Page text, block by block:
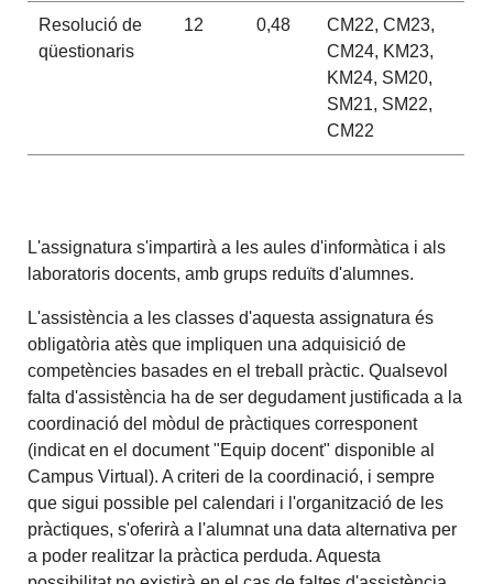
Resolució de
qüestionaris
12 0,48
CM22, CM23,
CM24, KM23,
KM24, SM20,
SM21, SM22,
CM22
L'assignatura s'impartirà a les aules d'informàtica i als
laboratoris docents, amb grups reduïts d'alumnes.
L'assistència a les classes d'aquesta assignatura és
obligatòria atès que impliquen una adquisició de
competències basades en el treball pràctic. Qualsevol
falta d'assistència ha de ser degudament justificada a la
coordinació del mòdul de pràctiques corresponent
(indicat en el document "Equip docent" disponible al
Campus Virtual). A criteri de la coordinació, i sempre
que sigui possible pel calendari i l'organització de les
pràctiques, s'oferirà a l'alumnat una data alternativa per
a poder realitzar la pràctica perduda. Aquesta